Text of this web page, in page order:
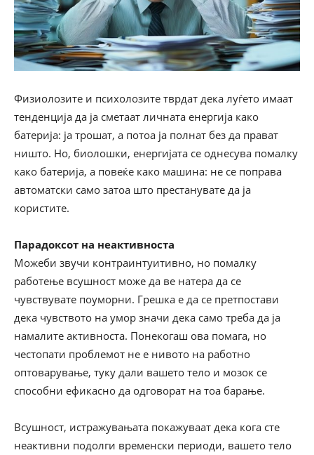
Физиолозите и психолозите тврдат дека луѓето имаат
тенденција да ја сметаат личната енергија како
батерија: ја трошат, а потоа ја полнат без да прават
ништо. Но, биолошки, енергијата се однесува помалку
како батерија, а повеќе како машина: не се поправа
автоматски само затоа што престанувате да ја
користите.
Парадоксот на неактивноста
Можеби звучи контраинтуитивно, но помалку
работење всушност може да ве натера да се
чувствувате поуморни. Грешка е да се претпостави
дека чувството на умор значи дека само треба да ја
намалите активноста. Понекогаш ова помага, но
честопати проблемот не е нивото на работно
оптоварување, туку дали вашето тело и мозок се
способни ефикасно да одговорат на тоа барање.
Всушност, истражувањата покажуваат дека кога сте
неактивни подолги временски периоди, вашето тело